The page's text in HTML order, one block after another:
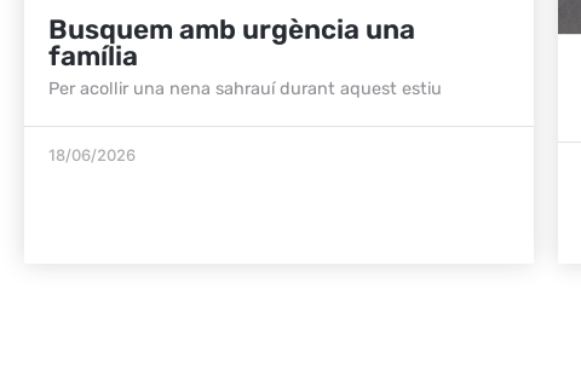
Busquem amb urgència una
família
Per acollir una nena sahrauí durant aquest estiu
18/06/2026